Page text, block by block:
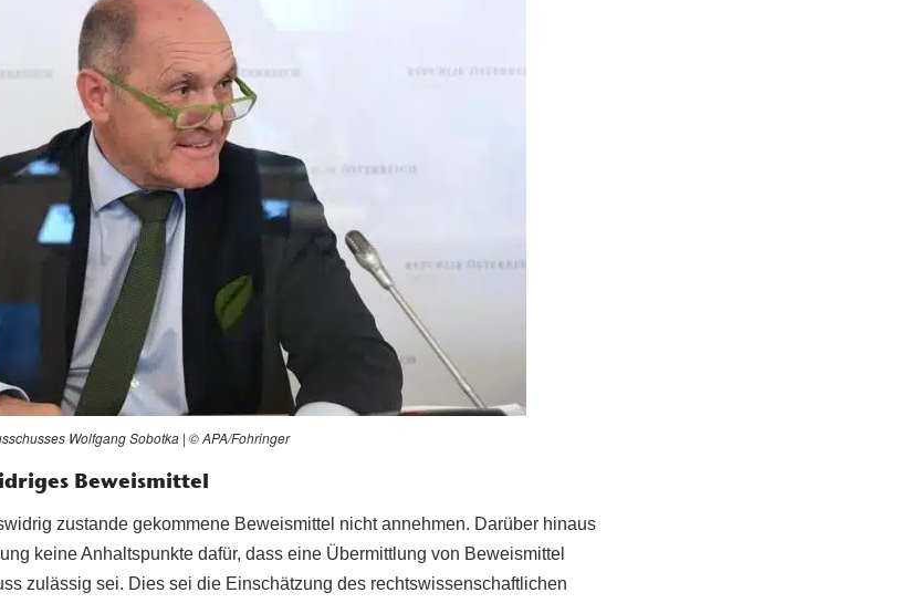
Wolfgang Sobotka | © APA/Fohringer
Beweismittel
zustande gekommene Beweismittel nicht annehmen. Darüber hinaus
keine Anhaltspunkte dafür, dass eine Übermittlung von Beweismittel
zulässig sei. Dies sei die Einschätzung des rechtswissenschaftlichen